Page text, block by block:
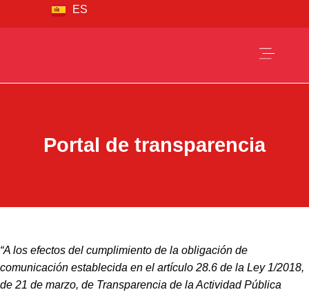
ES
FR
Portal de transparencia
“A los efectos del cumplimiento de la obligación de
comunicación establecida en el artículo 28.6 de la Ley 1/2018,
de 21 de marzo, de Transparencia de la Actividad Pública